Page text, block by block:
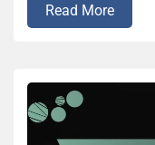
Read More